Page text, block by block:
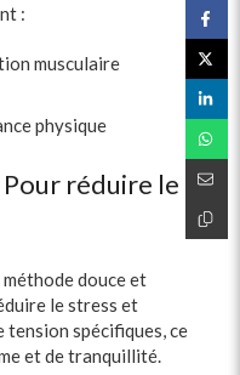
:
musculaire
physique
réduire le
méthode douce et
le stress et
tension spécifiques, ce
et de tranquillité.